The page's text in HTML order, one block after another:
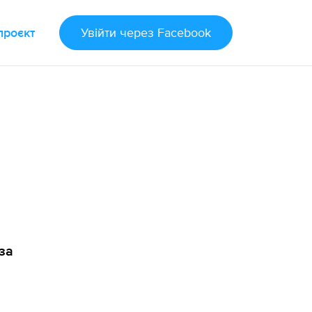
Увійти через Facebook